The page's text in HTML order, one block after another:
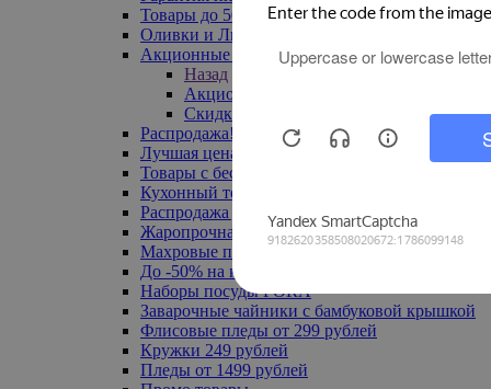
Товары до 500 руб
Оливки и Лимоны
Акционные товары
Назад
Акционные товары
Скидка 20% по промокоду
Распродажа! Ульяновск до -70%
Лучшая цена
Товары с бесплатной доставкой
Кухонный текстиль
Распродажа до -50%
Жаропрочная посуда
Махровые полотенца
До -50% на ковры
Наборы посуды FORA
Заварочные чайники с бамбуковой крышкой
Флисовые пледы от 299 рублей
Кружки 249 рублей
Пледы от 1499 рублей